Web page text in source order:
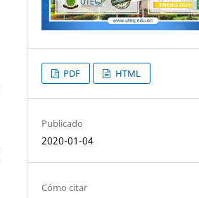
PDF HTML
Publicado
2020-01-04
Cómo citar